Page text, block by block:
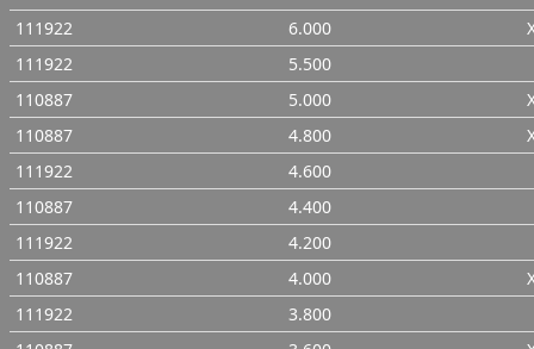
111922
6.000
111922
5.500
110887
5.000
110887
4.800
111922
4.600
110887
4.400
111922
4.200
110887
4.000
111922
3.800